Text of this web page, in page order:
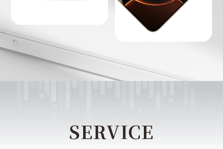
SERVICE